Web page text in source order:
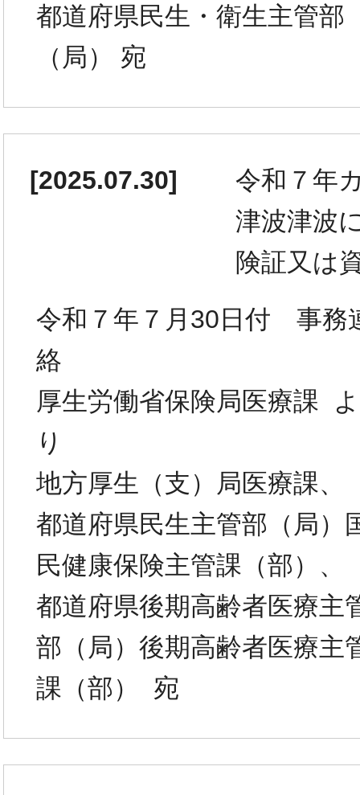
都道府県民生・衛生主管部
（局） 宛
[2025.07.30]
令和７年
津波津波
険証又は
令和７年７月30日付 事務
絡
厚生労働省保険局医療課 よ
り
地方厚生（支）局医療課、
都道府県民生主管部（局）
民健康保険主管課（部）、
都道府県後期高齢者医療主
部（局）後期高齢者医療主
課（部） 宛